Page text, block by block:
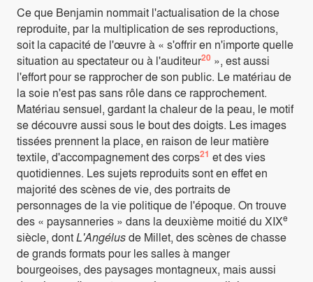
Ce que Benjamin nommait l'actualisation de la chose
reproduite, par la multiplication de ses reproductions,
soit la capacité de l'œuvre à « s'offrir en n'importe quelle
situation au spectateur ou à l'auditeur20 », est aussi
l'effort pour se rapprocher de son public. Le matériau de
la soie n'est pas sans rôle dans ce rapprochement.
Matériau sensuel, gardant la chaleur de la peau, le motif
se découvre aussi sous le bout des doigts. Les images
tissées prennent la place, en raison de leur matière
textile, d'accompagnement des corps21 et des vies
quotidiennes. Les sujets reproduits sont en effet en
majorité des scènes de vie, des portraits de
personnages de la vie politique de l'époque. On trouve
des « paysanneries » dans la deuxième moitié du XIXe
siècle, dontL'Angélusde Millet, des scènes de chasse
de grands formats pour les salles à manger
bourgeoises, des paysages montagneux, mais aussi